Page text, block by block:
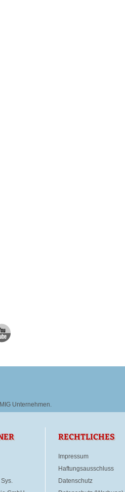
Unternehmen.
RECHTLICHES
Impressum
Haftungsausschluss
Datenschutz